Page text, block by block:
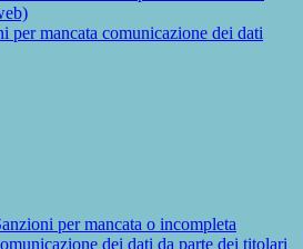
per mancata comunicazione dei dati
per mancata o incompleta
dei dati da parte dei titolari